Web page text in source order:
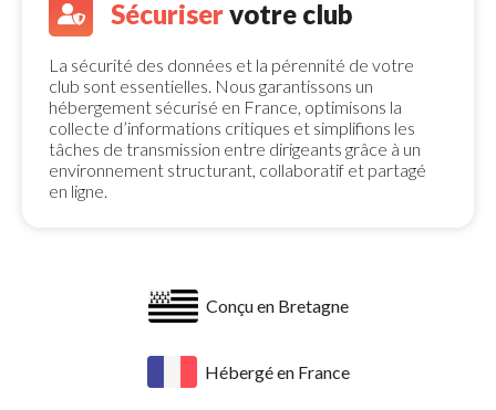
Sécuriservotre club
La sécurité des données et la pérennité de votre
club sont essentielles. Nous garantissons un
hébergement sécurisé en France, optimisons la
collecte d’informations critiques et simplifions les
tâches de transmission entre dirigeants grâce à un
environnement structurant, collaboratif et partagé
en ligne.
Conçu en Bretagne
Hébergé en France